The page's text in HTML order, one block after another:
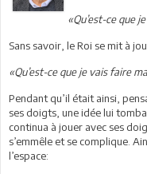
«Qu’est-ce que
Sans savoir, le Roi se mit à
«Qu’est-ce que je vais faire
Pendant qu’il était ainsi,
ses doigts, une idée lui
continua à jouer avec ses
s’emmêle et se complique.
l’espace: